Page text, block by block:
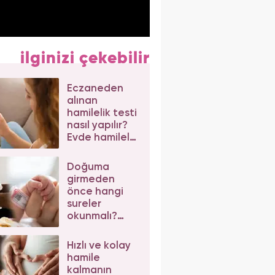
ilginizi çekebilir
Eczaneden
alınan
hamilelik testi
nasıl yapılır?
Evde hamilelik
uygulaması
Doğuma
girmeden
önce hangi
sureler
okunmalı?
için okunacak
en etkili
dualar
Hızlı ve kolay
hamile
kalmanın